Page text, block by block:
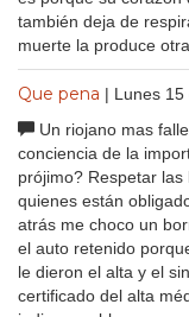
también deja de
muerte la produce
Que pena | Lunes 15
Un riojano mas
conciencia de la
prójimo? Respetar
quienes están
atrás me choco un
el auto retenido
le dieron el alta y el
certificado del alta